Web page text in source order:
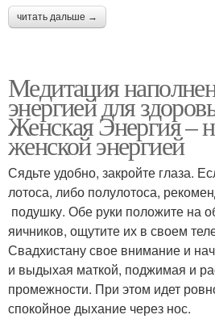
читать дальше →
Медитация
энергией для
Женская Энергия –
женской энергией
Сядьте удобно, закройте глаза.
лотоса, либо полулотоса,
подушку. Обе руки положите на
яичников, ощутите их в своем
Свадхистану свое внимание и
и выдыхая маткой, поджимая и
промежности. При этом идет
спокойное дыхание через нос.